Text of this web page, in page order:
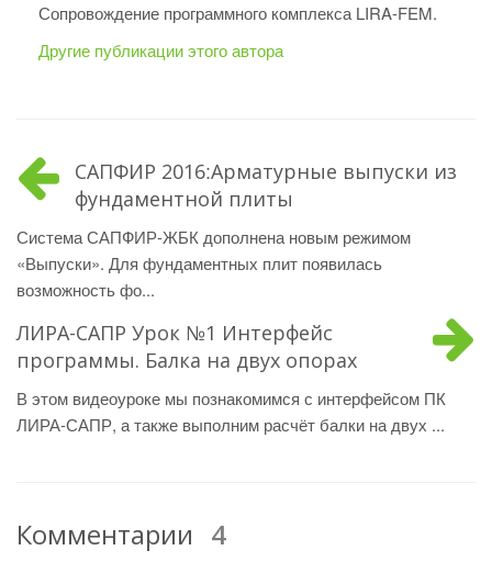
Сопровождение программного комплекса LIRA-FEM.
Другие публикации этого автора
САПФИР 2016׃ Арматурные выпуски из
фундаментной плиты
Система САПФИР-ЖБК дополнена новым режимом
«Выпуски». Для фундаментных плит появилась
возможность фо...
ЛИРА-САПР Урок №1 Интерфейс
программы. Балка на двух опорах
В этом видеоуроке мы познакомимся с интерфейсом ПК
ЛИРА-САПР, а также выполним расчёт балки на двух ...
Комментарии 4